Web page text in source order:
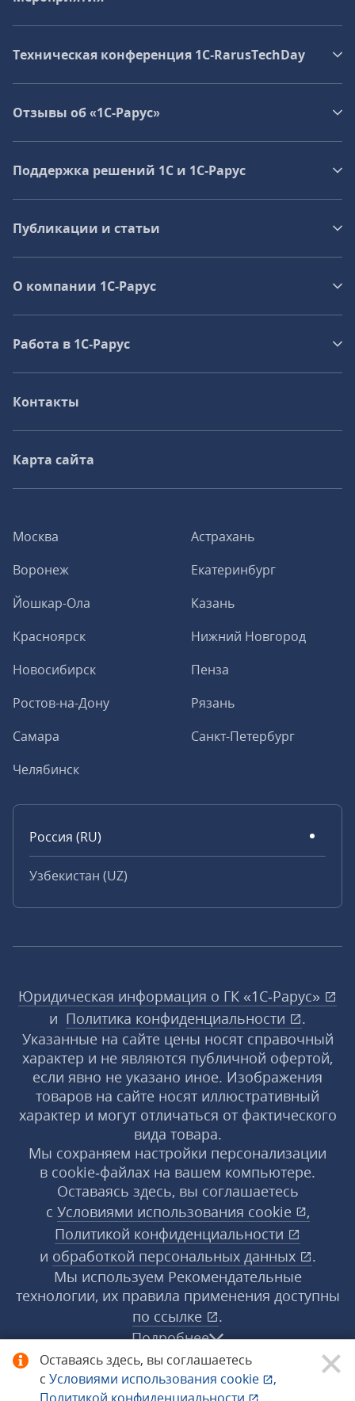
Оставаясь здесь, вы соглашаетесь
с Условиями использования cookie
,
Москва
Астрахань
Воронеж
Екатеринбург
Йошкар-Ола
Казань
Красноярск
Нижний Новгород
Новосибирск
Пенза
Ростов-на-Дону
Рязань
Самара
Санкт-Петербург
Челябинск
Россия (RU)
Узбекистан (UZ)
Техническая конференция 1C‑RarusTechDay
Отзывы об «1С-Рарус»
Поддержка решений 1С и 1С‑Рарус
Публикации и статьи
О компании 1C-Рарус
Работа в 1С‑Рарус
Контакты
Карта сайта
Юридическая информация о ГК «1С‑Рарус»
и Политика конфиденциальности
.
Указанные на сайте цены носят справочный
характер и не являются публичной офертой,
если явно не указано иное. Изображения
товаров на сайте носят иллюстративный
характер и могут отличаться от фактического
вида товара.
Мы сохраняем настройки персонализации
в cookie‑файлах на вашем компьютере.
Оставаясь здесь, вы соглашаетесь
с Условиями использования cookie
,
Политикой конфиденциальности
и обработкой персональных данных
.
Мы используем Рекомендательные
технологии, их правила применения доступны
по ссылке
.
Подробнее
© 1998−2026 «1С‑Рарус» ®. Все права